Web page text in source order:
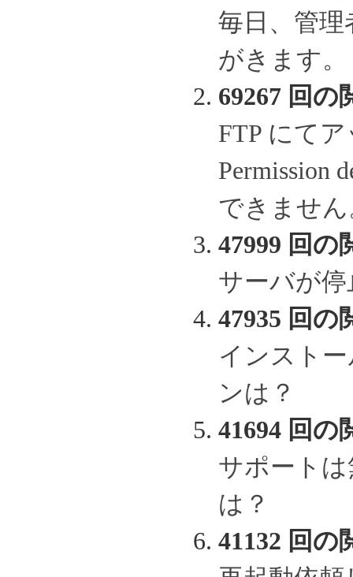
毎日、管
がきます。
69267 回の
FTP にて
Permission
できません
47999 回の
サーバが
47935 回の
インスト
ンは？
41694 回の
サポート
は？
41132 回の